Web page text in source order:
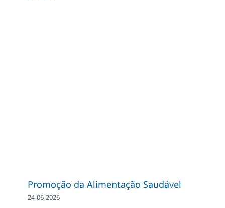
Promoção da Alimentação Saudável
24-06-2026